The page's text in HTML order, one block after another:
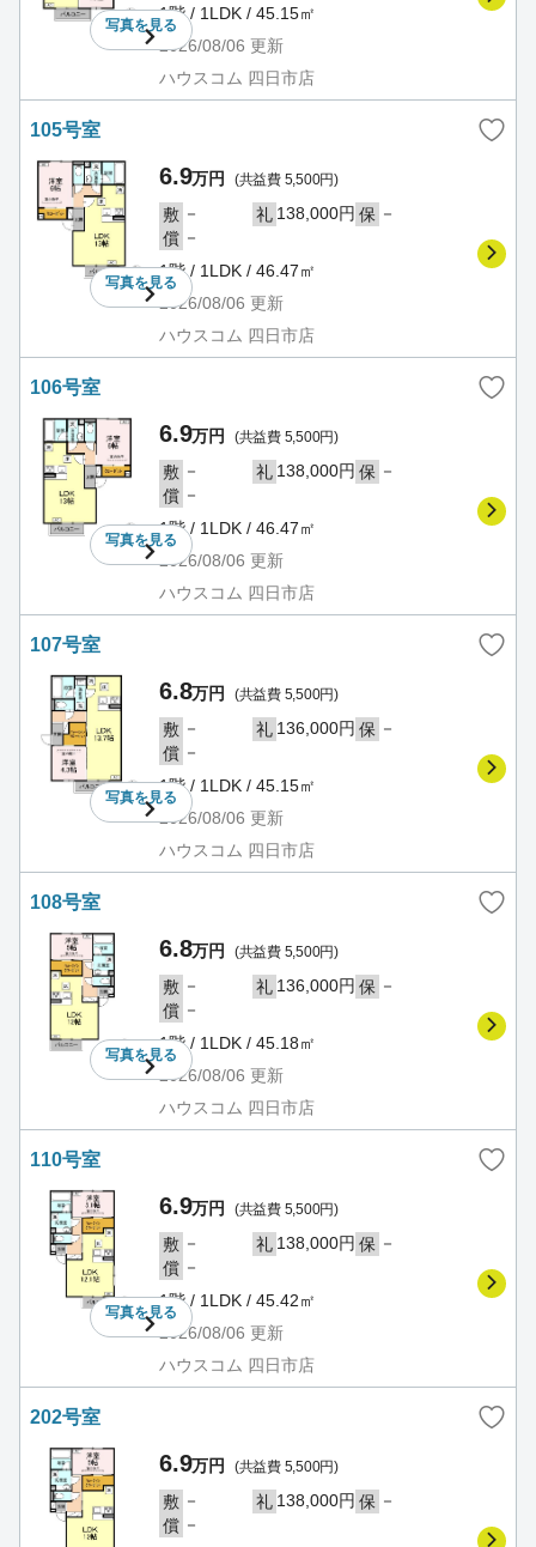
写真を見る
1階 / 1LDK / 45.15㎡
2026/08/06 更新
ハウスコム 四日市店
105号室
写真を見る
6.9万円 (共益費 5,500円)
敷 － 礼 138,000円 保 －
償 －
1階 / 1LDK / 46.47㎡
2026/08/06 更新
ハウスコム 四日市店
106号室
写真を見る
6.9万円 (共益費 5,500円)
敷 － 礼 138,000円 保 －
償 －
1階 / 1LDK / 46.47㎡
2026/08/06 更新
ハウスコム 四日市店
107号室
写真を見る
6.8万円 (共益費 5,500円)
敷 － 礼 136,000円 保 －
償 －
1階 / 1LDK / 45.15㎡
2026/08/06 更新
ハウスコム 四日市店
108号室
写真を見る
6.8万円 (共益費 5,500円)
敷 － 礼 136,000円 保 －
償 －
1階 / 1LDK / 45.18㎡
2026/08/06 更新
ハウスコム 四日市店
110号室
写真を見る
6.9万円 (共益費 5,500円)
敷 － 礼 138,000円 保 －
償 －
1階 / 1LDK / 45.42㎡
2026/08/06 更新
ハウスコム 四日市店
202号室
6.9万円 (共益費 5,500円)
敷 － 礼 138,000円 保 －
償 －